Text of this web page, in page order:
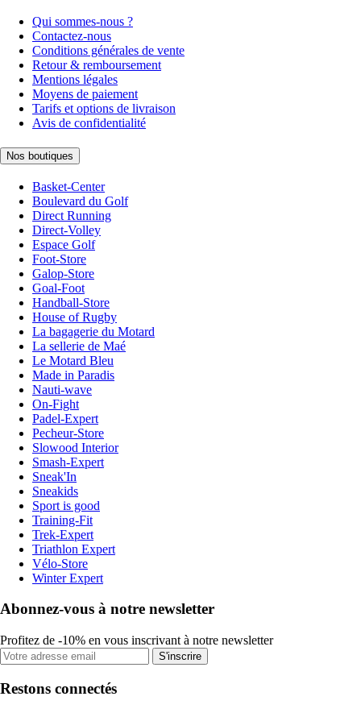
Qui sommes-nous ?
Contactez-nous
Conditions générales de vente
Retour & remboursement
Mentions légales
Moyens de paiement
Tarifs et options de livraison
Avis de confidentialité
Nos boutiques
Basket-Center
Boulevard du Golf
Direct Running
Direct-Volley
Espace Golf
Foot-Store
Galop-Store
Goal-Foot
Handball-Store
House of Rugby
La bagagerie du Motard
La sellerie de Maé
Le Motard Bleu
Made in Paradis
Nauti-wave
On-Fight
Padel-Expert
Pecheur-Store
Slowood Interior
Smash-Expert
Sneak'In
Sneakids
Sport is good
Training-Fit
Trek-Expert
Triathlon Expert
Vélo-Store
Winter Expert
Abonnez-vous à notre newsletter
Profitez de -10% en vous inscrivant à notre newsletter
S'inscrire
Restons connectés